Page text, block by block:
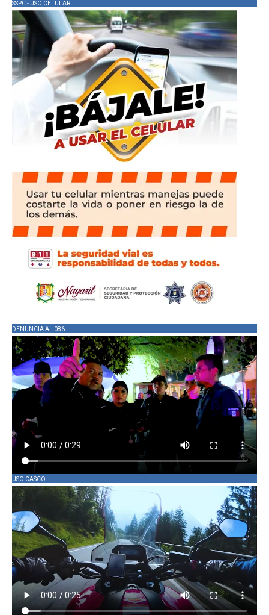
SSPC - USO CELULAR
DENUNCIA AL 086
USO CASCO